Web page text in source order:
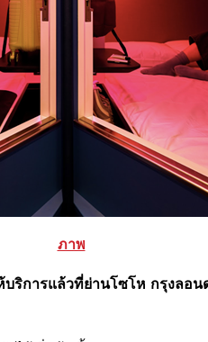
ภาพ
บริการแล้วที่ย่านโซโห กรุงลอน